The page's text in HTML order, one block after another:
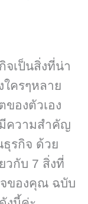
จเป็นสิ่งที่น่า
ครๆหลาย
องตัวเอง
ความสำคัญ
รกิจ ด้วย
วกับ 7 สิ่งที่
ของคุณ ฉบับ